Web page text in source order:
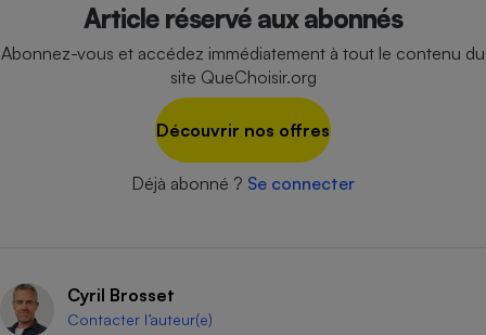
Article réservé aux abonnés
Abonnez-vous et accédez immédiatement à tout le contenu du
site QueChoisir.org
Découvrir nos offres
Déjà abonné ? Se connecter
Cyril Brosset
Contacter l’auteur(e)
Cafetière à expressos